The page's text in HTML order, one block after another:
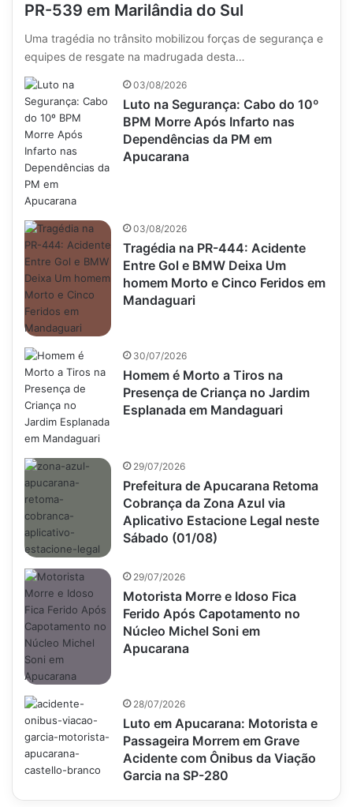
PR-539 em Marilândia do Sul
Uma tragédia no trânsito mobilizou forças de segurança e
equipes de resgate na madrugada desta…
03/08/2026
Luto na Segurança: Cabo do 10º
BPM Morre Após Infarto nas
Dependências da PM em
Apucarana
03/08/2026
Tragédia na PR-444: Acidente
Entre Gol e BMW Deixa Um
homem Morto e Cinco Feridos em
Mandaguari
30/07/2026
Homem é Morto a Tiros na
Presença de Criança no Jardim
Esplanada em Mandaguari
29/07/2026
Prefeitura de Apucarana Retoma
Cobrança da Zona Azul via
Aplicativo Estacione Legal neste
Sábado (01/08)
29/07/2026
Motorista Morre e Idoso Fica
Ferido Após Capotamento no
Núcleo Michel Soni em
Apucarana
28/07/2026
Luto em Apucarana: Motorista e
Passageira Morrem em Grave
Acidente com Ônibus da Viação
Garcia na SP-280